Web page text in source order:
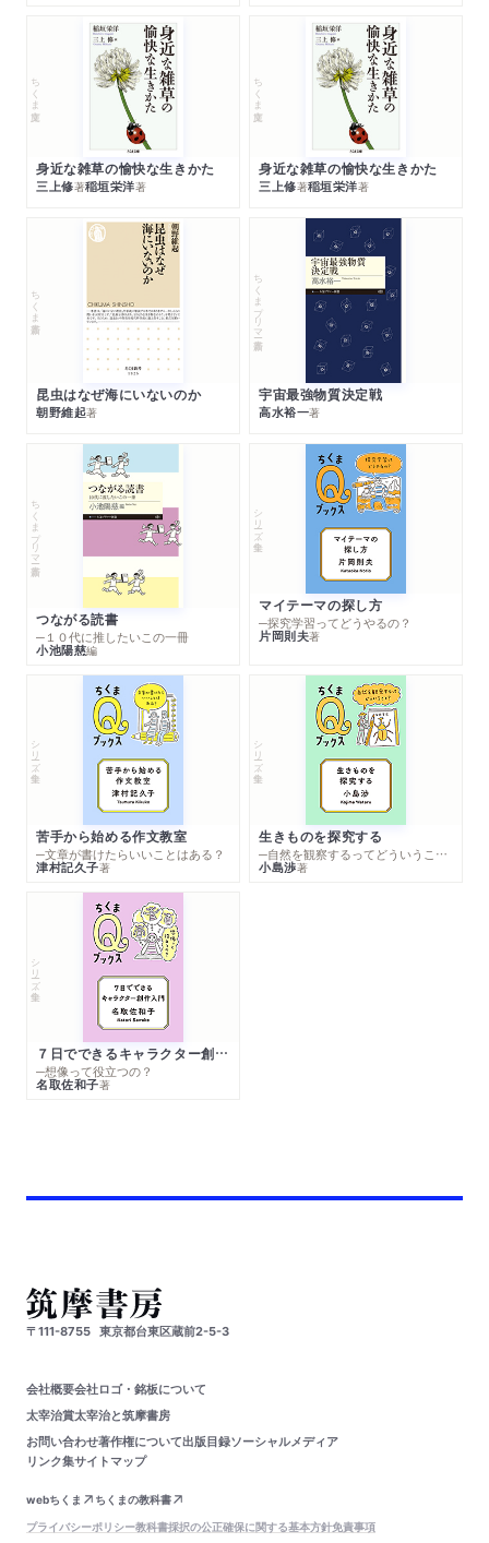
ちくま文庫
身近な雑草の愉快な生きかた
三上修著稲垣栄洋著
ちくま文庫
身近な雑草の愉快な生きかた
三上修著稲垣栄洋著
ちくま新書
昆虫はなぜ海にいないのか
朝野維起著
ちくまプリマー新書
宇宙最強物質決定戦
高水裕一著
ちくまプリマー新書
つながる読書
─１０代に推したいこの一冊
小池陽慈編
シリーズ・全集
マイテーマの探し方
─探究学習ってどうやるの？
片岡則夫著
シリーズ・全集
苦手から始める作文教室
─文章が書けたらいいことはある？
津村記久子著
シリーズ・全集
生きものを探究する
─自然を観察するってどういうこと？
小島渉著
シリーズ・全集
７日でできるキャラクター創作入門
─想像って役立つの？
名取佐和子著
〒111-8755 東京都台東区蔵前2-5-3
会社概要会社ロゴ・銘板について
太宰治賞太宰治と筑摩書房
お問い合わせ著作権について出版目録ソーシャルメディア
リンク集サイトマップ
webちくま
ちくまの教科書
プライバシーポリシー教科書採択の公正確保に関する基本方針免責事項